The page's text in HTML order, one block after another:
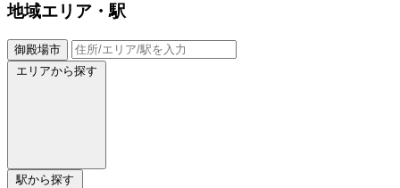
地域エリア・駅
御殿場市
エリアから探す
駅から探す